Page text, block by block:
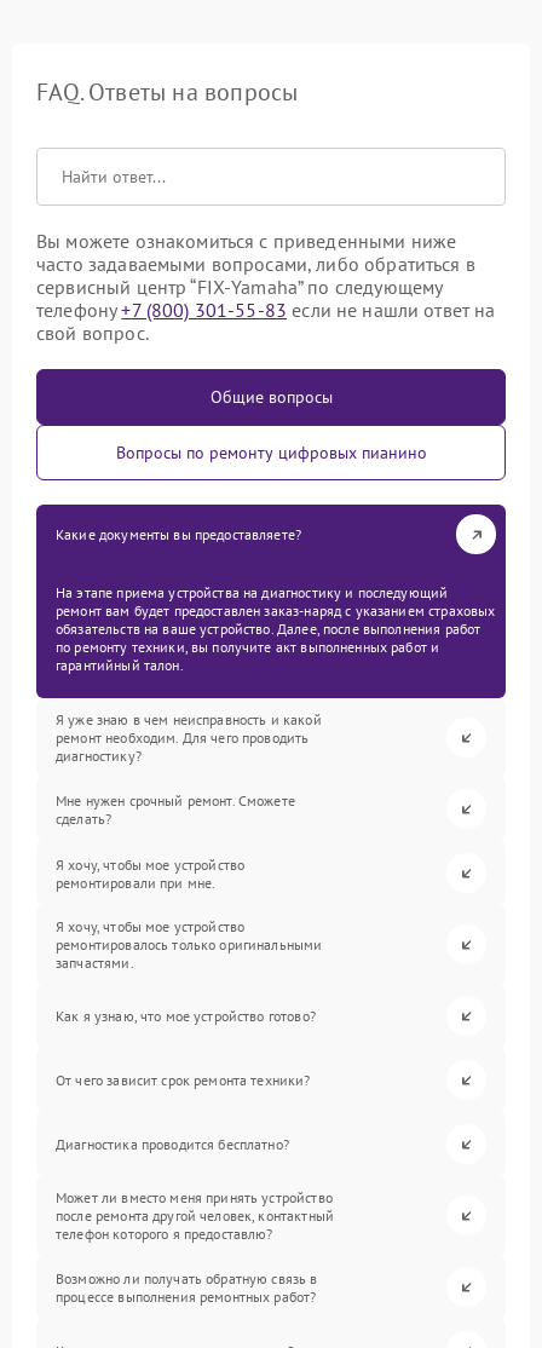
FAQ. Ответы на вопросы
Вы можете ознакомиться с приведенными ниже
часто задаваемыми вопросами, либо обратиться в
сервисный центр “FIX-Yamaha” по следующему
телефону+7 (800) 301-55-83 если не нашли ответ на
свой вопрос.
Общие вопросы
Вопросы по ремонту цифровых пианино
Какие документы вы предоставляете?
На этапе приема устройства на диагностику и последующий
ремонт вам будет предоставлен заказ-наряд с указанием страховых
обязательств на ваше устройство. Далее, после выполнения работ
по ремонту техники, вы получите акт выполненных работ и
гарантийный талон.
Я уже знаю в чем неисправность и какой
ремонт необходим. Для чего проводить
диагностику?
Мне нужен срочный ремонт. Сможете
сделать?
Я хочу, чтобы мое устройство
ремонтировали при мне.
Я хочу, чтобы мое устройство
ремонтировалось только оригинальными
запчастями.
Как я узнаю, что мое устройство готово?
От чего зависит срок ремонта техники?
Диагностика проводится бесплатно?
Может ли вместо меня принять устройство
после ремонта другой человек, контактный
телефон которого я предоставлю?
Возможно ли получать обратную связь в
процессе выполнения ремонтных работ?